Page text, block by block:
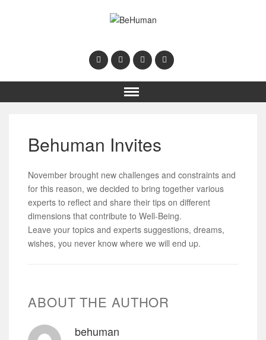
Behuman Invites
November brought new challenges and constraints and
for this reason, we decided to bring together various
experts to reflect and share their tips on different
dimensions that contribute to Well-Being.
Leave your topics and experts suggestions, dreams,
wishes, you never know where we will end up.
ABOUT THE AUTHOR
behuman